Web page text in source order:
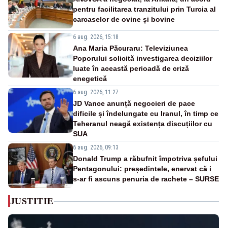
pentru facilitarea tranzitului prin Turcia al
carcaselor de ovine și bovine
6 aug. 2026, 15:18
Ana Maria Păcuraru: Televiziunea
Poporului solicită investigarea deciziilor
luate în această perioadă de criză
enegetică
6 aug. 2026, 11:27
JD Vance anunță negocieri de pace
dificile și îndelungate cu Iranul, în timp ce
Teheranul neagă existența discuțiilor cu
SUA
6 aug. 2026, 09:13
Donald Trump a răbufnit împotriva șefului
Pentagonului: președintele, enervat că i
s-ar fi ascuns penuria de rachete – SURSE
JUSTITIE